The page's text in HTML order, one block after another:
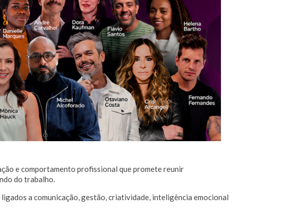
e comportamento profissional que promete reunir
do trabalho.
a comunicação, gestão, criatividade, inteligência emocional